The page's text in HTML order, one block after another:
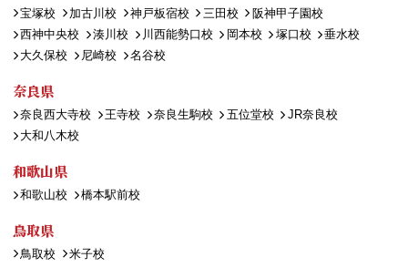
宝塚校
加古川校 神戸板宿校 三田校
阪神甲子園校
西神中央校
湊川校 川西能勢口校 岡本校 塚口校
垂水校
大久保校
尼崎校 名谷校
奈良県
奈良西大寺校 王寺校 奈良生駒校 五位堂校
JR奈良校
大和八木校
和歌山県
和歌山校 橋本駅前校
鳥取県
鳥取校 米子校